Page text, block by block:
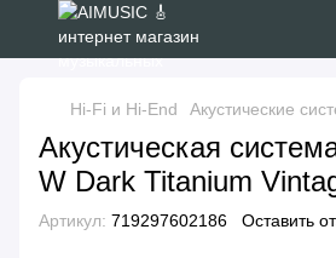
Hi-Fi и Hi-End Акустические
Акустическая
W Dark Titanium
Артикул: 719297602186 Оставить